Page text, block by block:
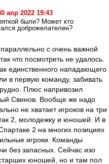
апр 2022 19:43
были? Может кто
доброжелателен?
с очень важной
что посмотреть не удалось.
единственного нападающего
в первую команду, забивать
Плюс напривозил
Свинов. Вообще же надо
не хватает игроков на три
2, молодежку и юношей. И в
2 на многих позициях
игроки. Команды
без запасных. Сейчас изо
юношей, но и там пол